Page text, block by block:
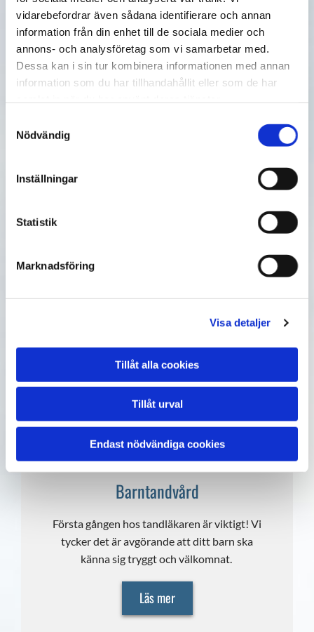
vidarebefordrar även sådana identifierare och annan
information från din enhet till de sociala medier och
annons- och analysföretag som vi samarbetar med.
Dessa kan i sin tur kombinera informationen med annan
information som du har tillhandahållit eller som de har
Nödvändig
Inställningar
Statistik
Marknadsföring
Visa detaljer
Tillåt alla cookies
Tillåt urval
Endast nödvändiga cookies
Bettskenor
Många gnisslar tänder utan att veta om det. Vi
erbjuder bettskenor som hjälpmedel vid både
tandgnissling och snarkning.
Kan man ersätta en eller flera saknade tänder?
Kontakta oss så hittar vi alltid det bästa
alternativet för dig, implantat och broar m.m.
Läs mer
Barntandvård
Första gången hos tandläkaren är viktigt! Vi
tycker det är avgörande att ditt barn ska
känna sig tryggt och välkomnat.
Läs mer